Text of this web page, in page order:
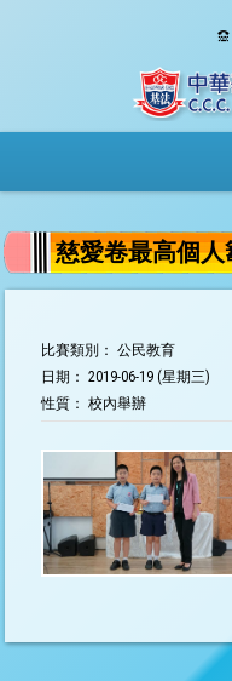
慈愛卷最高個人
比賽類別： 公民教育
日期： 2019-06-19 (星期三)
性質： 校內舉辦